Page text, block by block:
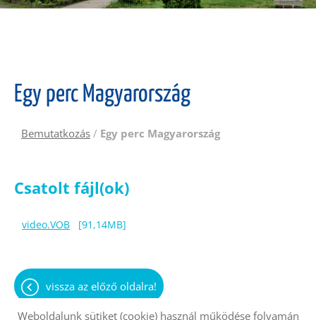
Egy perc Magyarország
Bemutatkozás / Egy perc Magyarország
Csatolt fájl(ok)
video.VOB [91,14MB]
vissza az előző oldalra!
Weboldalunk sütiket (cookie) használ működése folyamán